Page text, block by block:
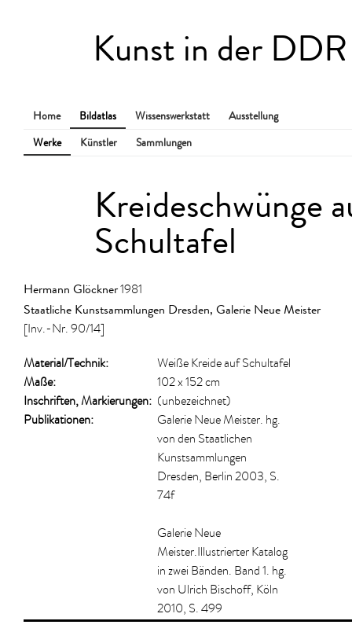
Kunst in der DDR
Home Bildatlas Wissenswerkstatt
Ausstellung
Werke
Künstler Sammlungen
Kreideschwünge
Schultafel
Hermann Glöckner1981
Staatliche Kunstsammlungen Dresden, Galerie Neue Meister
[Inv.-Nr. 90/14]
Material/​Technik:
Weiße Kreide auf Schultafel
Maße:
102 x 152 cm
Inschriften, Markierungen: (unbezeichnet)
Publikationen:
Galerie Neue Meister. hg.
von den Staatlichen
Kunstsammlungen
Dresden, Berlin 2003, S.
74f
Galerie Neue
Meister.Illustrierter Katalog
in zwei Bänden. Band 1. hg.
von Ulrich Bischoff, Köln
2010, S. 499